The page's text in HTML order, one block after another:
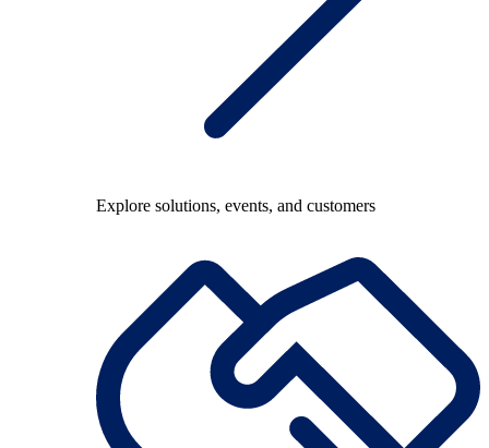
Explore solutions, events, and customers